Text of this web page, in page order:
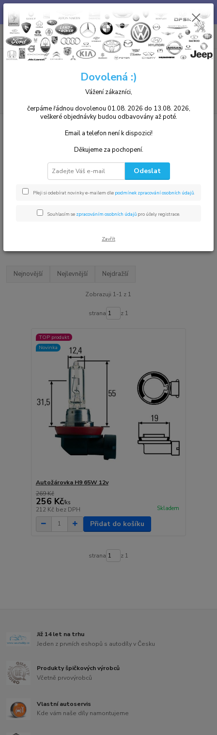
autoservisu jsme Vám k dispozici. Tel. 739 255 412 :)
CZK
+420 739255412
8.00 - 17.00
0ks
za0,00 Kč
Nejprodávanější
Nejnovější Nejlevnější Nejdražší
Zobrazuji 1-1 z 1
strana z 1
TOP produkt
Novinka
Autožárovka H9 65W 12v
269 Kč
256 Kč/ks
212 Kč bez DPH Skladem
Přidat do košíku
strana z 1
Již 14 let na trhu
Jeden z prvních eshopů s autodíly v Česku
Produkty špičkových výrobců
Včetně prvovýrobců
Vlastní autoservis
Kde vám naše díly namontujeme
Dovolená :)
Vážení zákazníci,
čerpáme řádnou dovolenou 01.08. 2026 do 13.08. 2026,
veškeré objednávky budou odbavovány až poté.
Email a telefon není k dispozici!
Děkujeme za pochopení.
Odeslat
Přeji si odebírat novinky e-mailem dle podmínek zpracování osobních údajů.
Souhlasím se zpracováním osobních údajů pro účely registrace.
Zavřít